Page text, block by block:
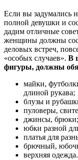
Если вы задумались
полной девушки и
дадим отличные
женщины должны
деловых встреч,
«особых случаев». В
фигуры, должны
майки,
длиной рукава;
блузы и
пуловеры,
джинсы, брюки;
юбки разной
платья для
брючный,
верхняя одежда.